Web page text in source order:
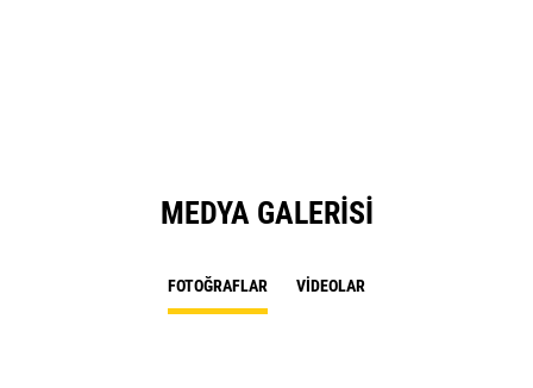
MEDYA GALERISI
FOTOĞRAFLAR VIDEOLAR